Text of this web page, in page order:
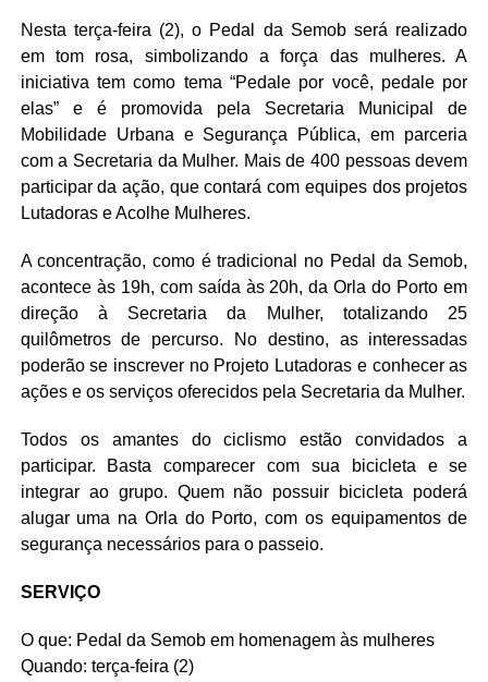
Nesta terça-feira (2), o Pedal da Semob será realizado
em tom rosa, simbolizando a força das mulheres. A
iniciativa tem como tema “Pedale por você, pedale por
elas” e é promovida pela Secretaria Municipal de
Mobilidade Urbana e Segurança Pública, em parceria
com a Secretaria da Mulher. Mais de 400 pessoas devem
participar da ação, que contará com equipes dos projetos
Lutadoras e Acolhe Mulheres.
A concentração, como é tradicional no Pedal da Semob,
acontece às 19h, com saída às 20h, da Orla do Porto em
direção à Secretaria da Mulher, totalizando 25
quilômetros de percurso. No destino, as interessadas
poderão se inscrever no Projeto Lutadoras e conhecer as
ações e os serviços oferecidos pela Secretaria da Mulher.
Todos os amantes do ciclismo estão convidados a
participar. Basta comparecer com sua bicicleta e se
integrar ao grupo. Quem não possuir bicicleta poderá
alugar uma na Orla do Porto, com os equipamentos de
segurança necessários para o passeio.
SERVIÇO
O que: Pedal da Semob em homenagem às mulheres
Quando: terça-feira (2)